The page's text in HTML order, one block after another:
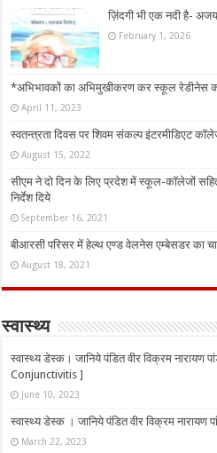
ज़िंदगी भी एक नदी है-
February 1, 2026
*अभिभावकों का अभिमुखीकरण कर स्कूल रेडीनेस
April 11, 2023
स्वतन्त्रता दिवस पर शिवम संकल्प इंटरमीडिएट
August 15, 2022
सीएम ने दो दिन के लिए प्रदेश में स्कूल-कॉलेजों
निर्देश दिये
September 16, 2021
बीआरसी परिसर में हेल्थ एण्ड वेलनेस एम्बेसडर का
August 18, 2021
स्वास्थ्य
स्वास्थ्य डेस्क। जानिये पंडित वीर विक्रम
Conjunctivitis ]
June 10, 2023
स्वास्थ्य डेस्क । जानिये पंडित वीर विक्रम
March 22, 2023